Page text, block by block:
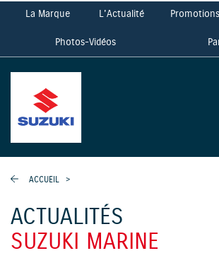
La Marque L'Actualité Promotions
Photos-Vidéos
ACCUEIL >
ACTUALITÉS
SUZUKI MARINE